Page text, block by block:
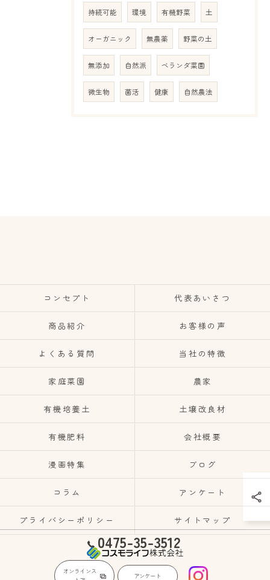
持続可能 環境 有機野菜 土
オーガニック 無農薬 野菜の土
無添加 自然派 ベランダ菜園
微生物 菌活 健康 自然農法
0475-35-3512
オンラインス
アンケート
コンセプト 代表あいさつ
商品紹介 お客様の声
よくある質問 当社の特徴
家庭菜園 農家
有機培養土 土壌改良材
有機肥料 会社概要
漫画特集 ブログ
コラム アンケート
プライバシーポリシー サイトマップ